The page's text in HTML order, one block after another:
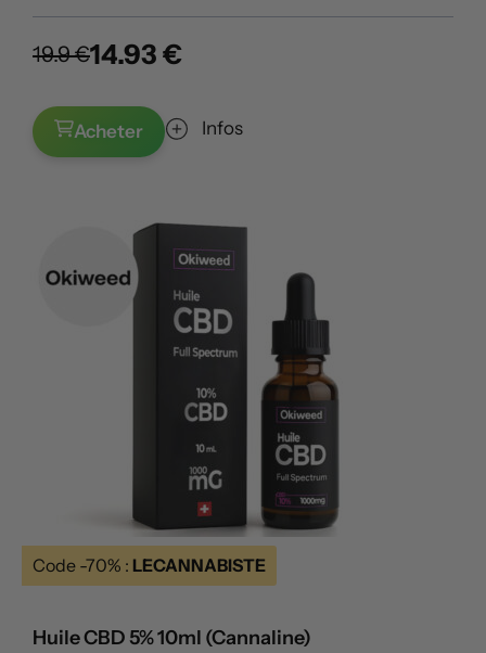
19.9 €14.93 €
Acheter Infos
Code -70% : LECANNABISTE
Huile CBD 5% 10ml (Cannaline)